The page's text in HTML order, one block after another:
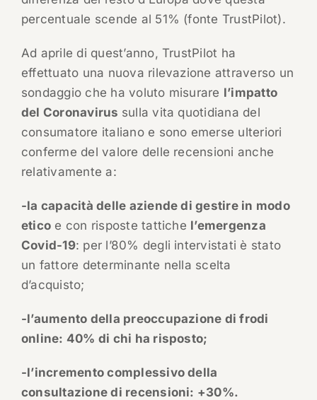
percentuale scende al 51% (fonte TrustPilot).
Ad aprile di quest’anno, TrustPilot ha
effettuato una nuova rilevazione attraverso un
sondaggio che ha voluto misurare l’impatto
del Coronavirus sulla vita quotidiana del
consumatore italiano e sono emerse ulteriori
conferme del valore delle recensioni anche
relativamente a:
-la capacità delle aziende di gestire in modo
etico e con risposte tattiche l’emergenza
Covid-19: per l’80% degli intervistati è stato
un fattore determinante nella scelta
d’acquisto;
-l’aumento della preoccupazione di frodi
online: 40% di chi ha risposto;
-l’incremento complessivo della
consultazione di recensioni: +30%.